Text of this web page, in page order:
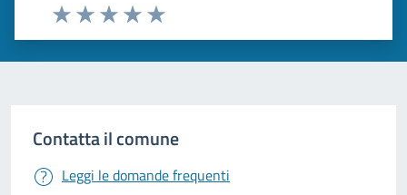
Valuta 5 stelle su 5
Valuta 4 stelle su 5
Valuta 3 stelle su 5
Valuta 2 stelle su 5
Valuta 1 stelle su 5
Contatta il comune
Leggi le domande frequenti